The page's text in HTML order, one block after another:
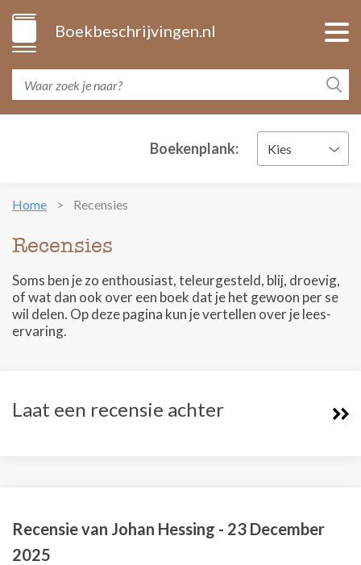
Boekbeschrijvingen.nl
Boekenplank: Kies
Home Recensies
Recensies
Soms ben je zo enthousiast, teleurgesteld, blij, droevig,
of wat dan ook over een boek dat je het gewoon per se
wil delen. Op deze pagina kun je vertellen over je lees-
ervaring.
Laat een recensie achter
Recensie van Johan Hessing - 23 December
2025